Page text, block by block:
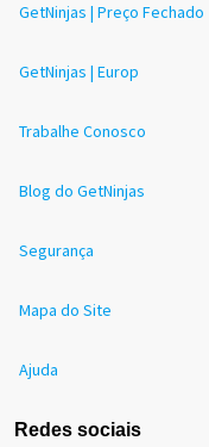
GetNinjas | Preço Fechado
GetNinjas | Europ
Trabalhe Conosco
Blog do GetNinjas
Segurança
Mapa do Site
Ajuda
Redes sociais